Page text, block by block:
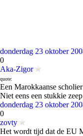
donderdag 23 oktober
0
Aka-Zigor
quote:
Een Marokkaanse
Niet eens een stukkie
donderdag 23 oktober
0
zovty
Het wordt tijd dat de EU